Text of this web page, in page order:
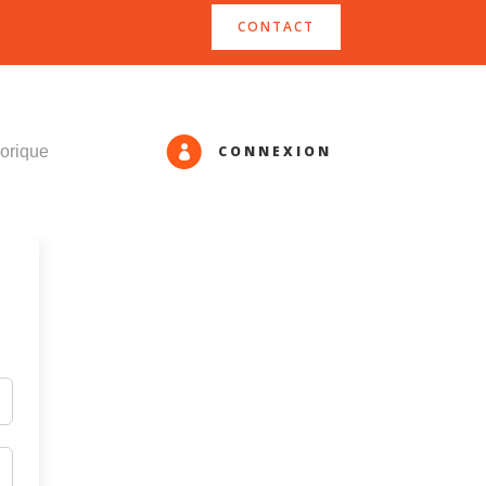
CONTACT
 CONNEXION